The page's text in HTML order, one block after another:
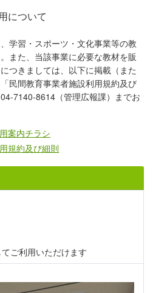
について
学習・スポーツ・文化事業等の教
また、当該事業に必要な教材を販
つきましては、以下に掲載（また
民間教育事業者施設利用規約及び
7140-8614（管理広報課）までお
案内チラシ
規約及び細則
ご利用いただけます